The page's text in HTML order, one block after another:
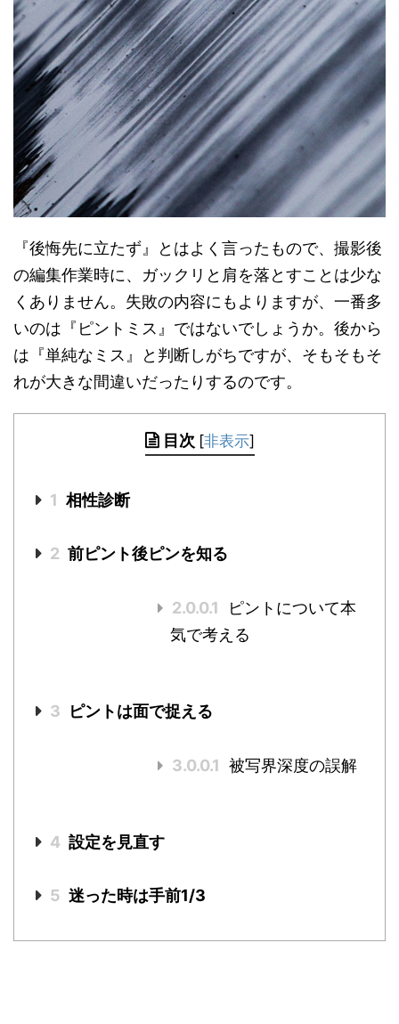
『後悔先に立たず』とはよく言ったもので、撮影後
の編集作業時に、ガックリと肩を落とすことは少な
くありません。失敗の内容にもよりますが、一番多
いのは『ピントミス』ではないでしょうか。後から
は『単純なミス』と判断しがちですが、そもそもそ
れが大きな間違いだったりするのです。
目次 [非表示]
1 相性診断
2 前ピント後ピンを知る
2.0.0.1
ピントについて本
気で考える
3 ピントは面で捉える
3.0.0.1 被写界深度の誤解
4 設定を見直す
5 迷った時は手前1/3